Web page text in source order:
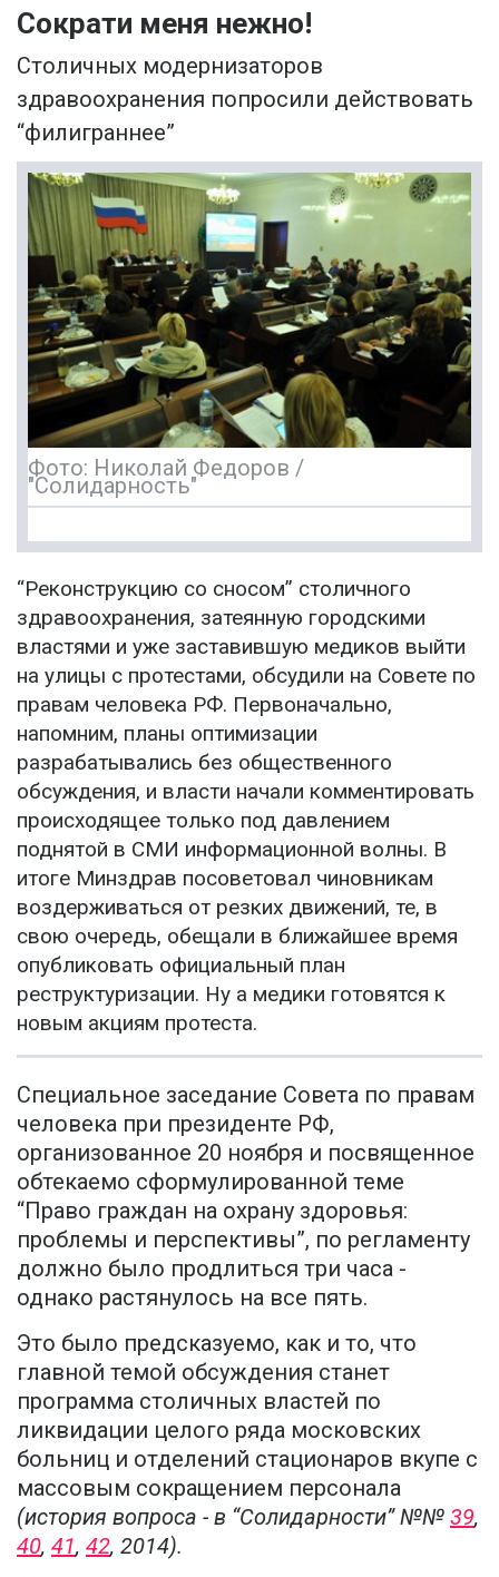
Сократи меня нежно!
Столичных модернизаторов
здравоохранения попросили действовать
“филиграннее”
Фото: Николай Федоров /
"Солидарность"
“Реконструкцию со сносом” столичного
здравоохранения, затеянную городскими
властями и уже заставившую медиков выйти
на улицы с протестами, обсудили на Совете по
правам человека РФ. Первоначально,
напомним, планы оптимизации
разрабатывались без общественного
обсуждения, и власти начали комментировать
происходящее только под давлением
поднятой в СМИ информационной волны. В
итоге Минздрав посоветовал чиновникам
воздерживаться от резких движений, те, в
свою очередь, обещали в ближайшее время
опубликовать официальный план
реструктуризации. Ну а медики готовятся к
новым акциям протеста.
Специальное заседание Совета по правам
человека при президенте РФ,
организованное 20 ноября и посвященное
обтекаемо сформулированной теме
“Право граждан на охрану здоровья:
проблемы и перспективы”, по регламенту
должно было продлиться три часа -
однако растянулось на все пять.
Это было предсказуемо, как и то, что
главной темой обсуждения станет
программа столичных властей по
ликвидации целого ряда московских
больниц и отделений стационаров вкупе с
массовым сокращением персонала
(история вопроса - в “Солидарности” №№ 39,
40, 41, 42, 2014).